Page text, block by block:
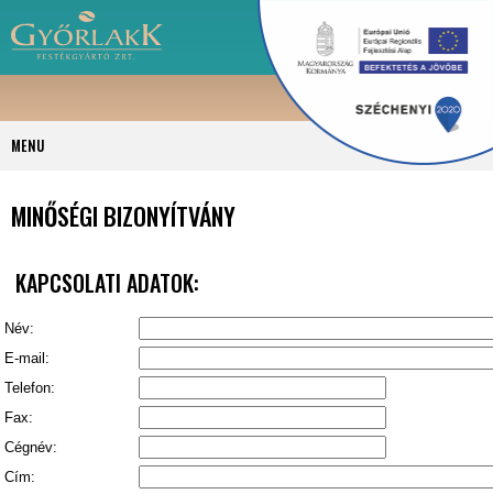
MENU
MINŐSÉGI BIZONYÍTVÁNY
KAPCSOLATI ADATOK:
Név:
E-mail:
Telefon:
Fax:
Cégnév:
Cím: